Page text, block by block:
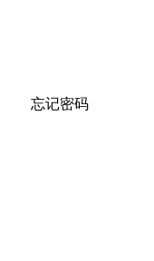
忘记密码